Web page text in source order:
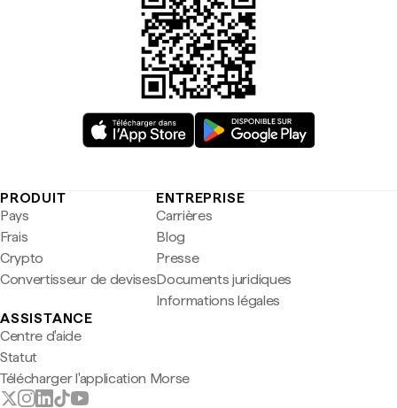
PRODUIT
Pays
Frais
Crypto
Convertisseur de devises
ENTREPRISE
Carrières
Blog
Presse
Documents juridiques
Informations légales
ASSISTANCE
Centre d'aide
Statut
Télécharger l'application Morse